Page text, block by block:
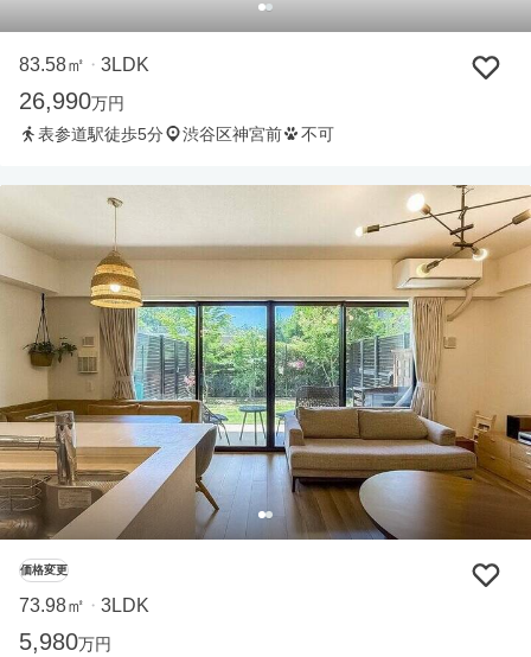
83.58㎡ ・ 3LDK
26,990万円
表参道駅徒歩5分
渋谷区神宮前 不可
価格変更
73.98㎡ ・ 3LDK
5,980万円